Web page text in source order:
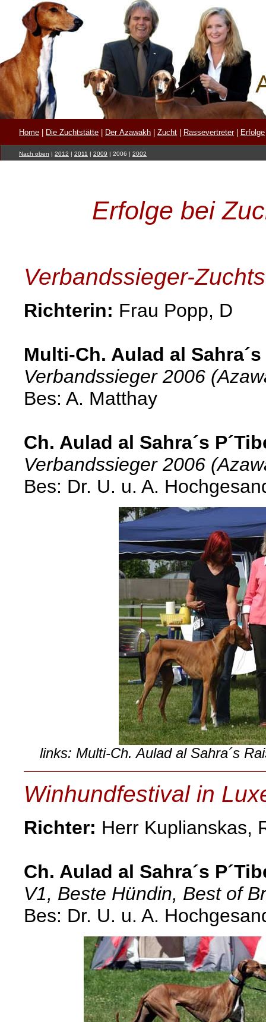
Home Die Zuchtstätte Der Azawakh Zucht Rassevertreter| Erfolge
Nach oben | 2012 | 2011 | 2009 | 2006 | 2002
Erfolge bei
Verbandssieger-
Richterin: Frau Popp, D
Multi-Ch. Aulad al
Verbandssieger 2006
Bes: A. Matthay
Ch. Aulad al Sahra´s
Verbandssieger 2006
Bes: Dr. U. u. A.
links: Multi-Ch. Aulad al Sahra´s
Winhundfestival in
Richter: Herr Kuplianskas,
Ch. Aulad al Sahra´s
V1, Beste Hündin, Best of
Bes: Dr. U. u. A.